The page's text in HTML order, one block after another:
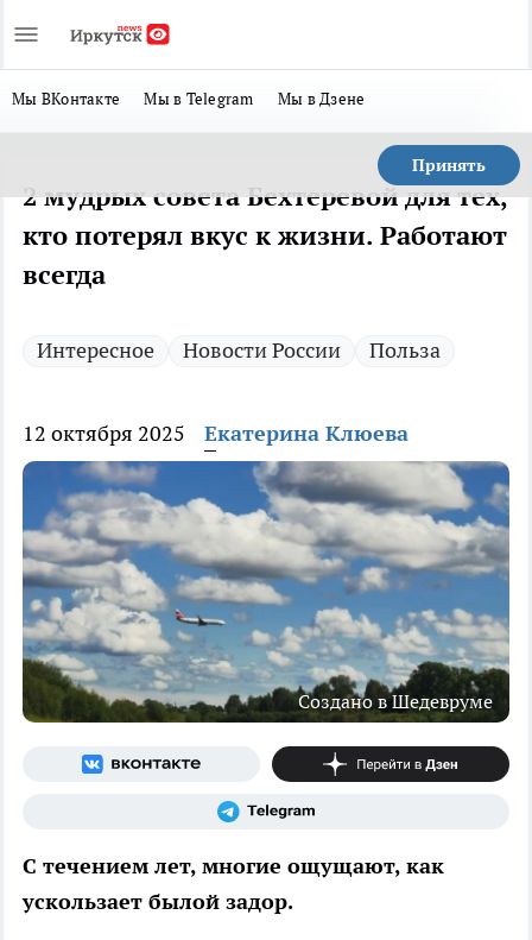
Мы ВКонтакте Мы в Telegram Мы в Дзене
Принять
2 мудрых совета Бехтеревой для тех,
кто потерял вкус к жизни. Работают
всегда
Интересное Новости России Польза
12 октября 2025 Екатерина Клюева
Создано в Шедевруме
С течением лет, многие ощущают, как
ускользает былой задор.